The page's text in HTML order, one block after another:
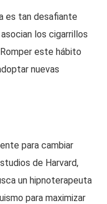
es tan desafiante
los cigarrillos
este hábito
nuevas
para cambiar
de Harvard,
un hipnoterapeuta
para maximizar